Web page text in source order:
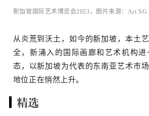
新加坡国际艺术博览会2023，图片来源：Art SG
从炎荒到沃土，如今的新加坡，本土
全，新涌入的国际画廊和艺术机构进
态，以新加坡为代表的东南亚艺术市
地位正在悄然上升。
精选